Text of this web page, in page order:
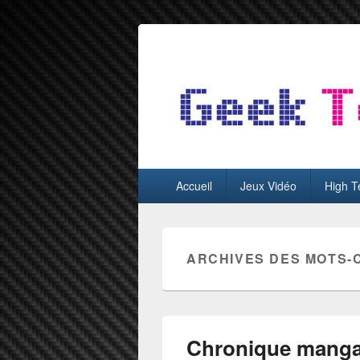
GeekTest
principalAccueil Jeux Vidéo High
ARCHIVES DES MOTS-
Chronique